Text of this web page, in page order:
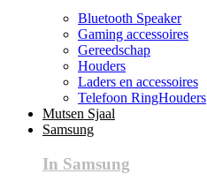
Bluetooth Speaker
Gaming accessoires
Gereedschap
Houders
Laders en accessoires
Telefoon RingHouders
Mutsen Sjaal
Samsung
In Samsung